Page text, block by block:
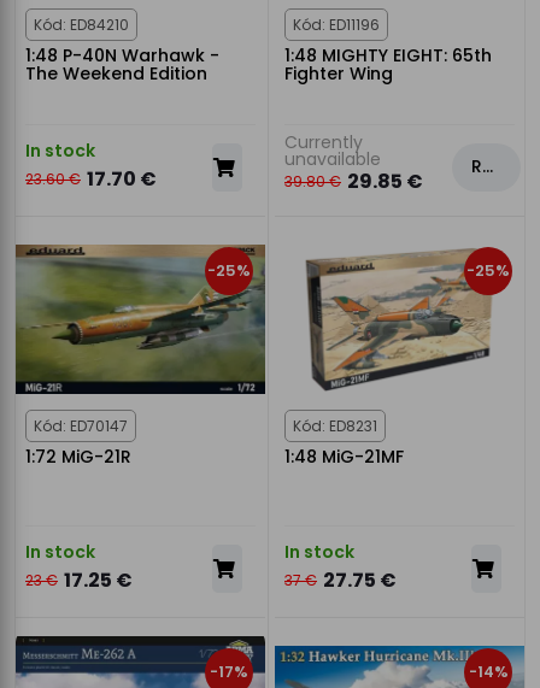
Kód: ED84210
1:48 P-40N Warhawk -
The Weekend Edition
In stock
23.60 € 17.70 €
Kód: ED11196
1:48 MIGHTY EIGHT: 65th
Fighter Wing
Currently
unavailable
39.80 € 29.85 €
Rezervovat
-25%
Kód: ED70147
1:72 MiG-21R
In stock
23 € 17.25 €
-25%
Kód: ED8231
1:48 MiG-21MF
In stock
37 € 27.75 €
-17% -14%